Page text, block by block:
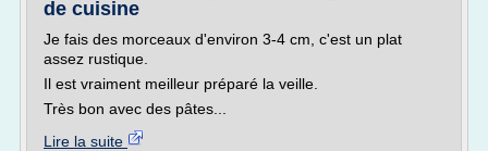
de cuisine
Je fais des morceaux d'environ 3-4 cm, c'est un plat
assez rustique.
Il est vraiment meilleur préparé la veille.
Très bon avec des pâtes...
Lire la suite